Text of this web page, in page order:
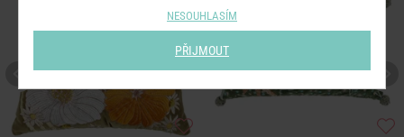
NESOUHLASÍM
PŘIJMOUT